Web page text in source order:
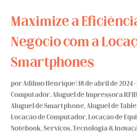
Maximize a
Negócio com a
Smartphones
porAdilmo Henrique | 18 de abril de 2024 -
Computador,Aluguel de Impressora
Aluguel de Smartphone,Aluguel de
Locação de Computador,Locação de
Notebook,Serviços,Tecnologia &